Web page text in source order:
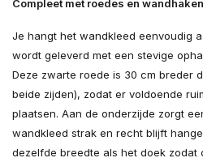
Compleet met roedes en
Je hangt het wandkleed eenvoudig
wordt geleverd met een stevige
Deze zwarte roede is 30 cm breder
beide zijden), zodat er voldoende
plaatsen. Aan de onderzijde zorgt
wandkleed strak en recht blijft
dezelfde breedte als het doek zodat